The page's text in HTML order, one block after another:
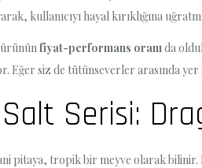
kullanıcıyı hayal kırıklığına
fiyat-performans oranı da
Eğer siz de tütünseverler arasında
Serisi:
pitaya, tropik bir meyve olarak bilinir.